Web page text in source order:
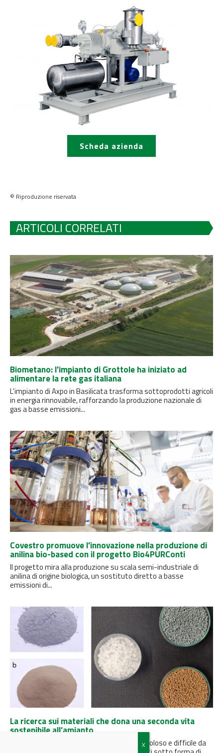
Scheda azienda
© Riproduzione riservata
ARTICOLI CORRELATI
Biometano: l'impianto di Grottole ha iniziato ad
alimentare la rete gas italiana
L'impianto di Axpo in Basilicata trasforma sottoprodotti agricoli
in energia rinnovabile, rafforzando la produzione nazionale di
gas a basse emissioni...
Covestro promuove l'innovazione nella produzione di
anilina bio-based con il progetto Bio4PURConti
Il progetto mira alla produzione su scala semi-industriale di
anilina di origine biologica, un sostituto diretto a basse
emissioni di...
La ricerca sui materiali che dona una seconda vita
sostenibile all’amianto
I rifiuti di cemento-amianto, materiale pericoloso e difficile da